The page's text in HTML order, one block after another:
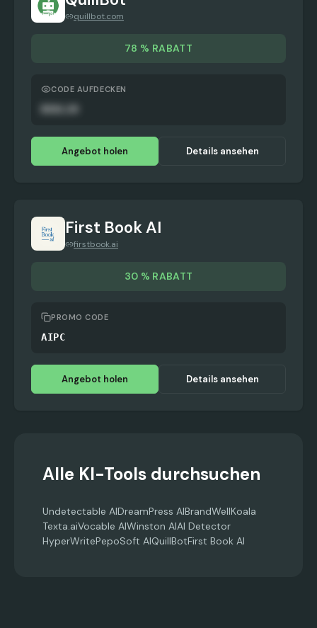
quillbot.com
78 % RABATT
CODE AUFDECKEN
Angebot holen Details ansehen
First Book AI
firstbook.ai
30 % RABATT
PROMO CODE
AIPC
Angebot holen Details ansehen
Alle KI-Tools durchsuchen
Undetectable AIDreamPress AIBrandWellKoala
Texta.aiVocable AIWinston AIAI Detector
HyperWritePepoSoft AIQuillBotFirst Book AI